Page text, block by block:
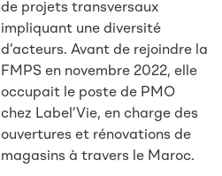
de projets transversaux
impliquant une diversité
d’acteurs. Avant de rejoindre la
FMPS en novembre 2022, elle
occupait le poste de PMO
chez Label’Vie, en charge des
ouvertures et rénovations de
magasins à travers le Maroc.